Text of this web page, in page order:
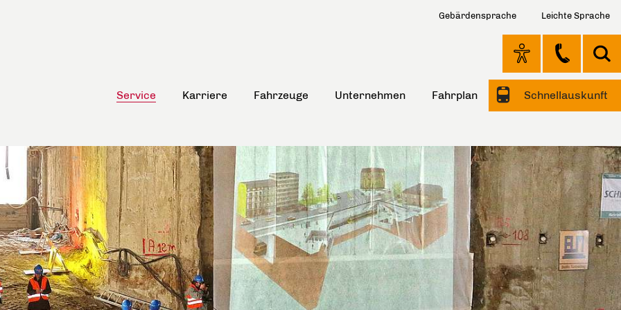
Gebärdensprache Leichte Sprache
Service Karriere Fahrzeuge Unternehmen Fahrplan Schnellauskunft